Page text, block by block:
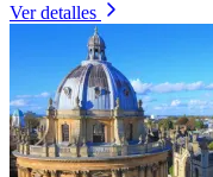
Ver detalles